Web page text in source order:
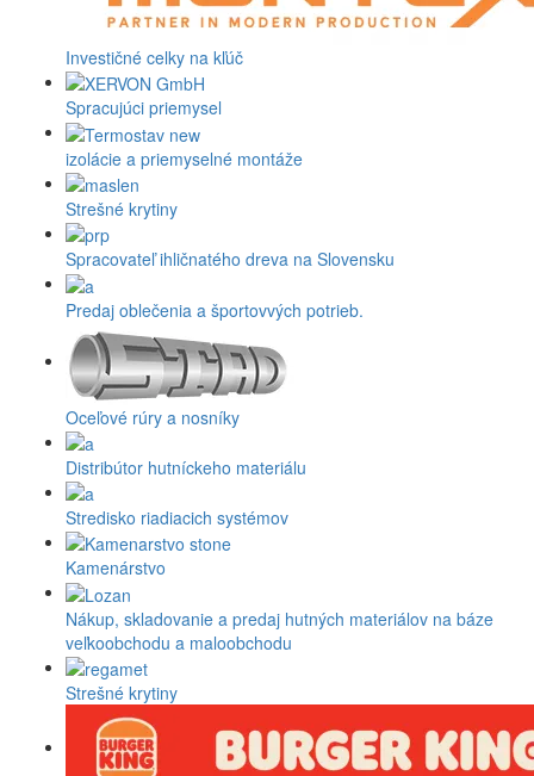
Investičné celky na kľúč
Spracujúci priemysel
izolácie a priemyselné montáže
Strešné krytiny
Spracovateľ ihličnatého dreva na Slovensku
Predaj oblečenia a športovvých potrieb.
Oceľové rúry a nosníky
Distribútor hutníckeho materiálu
Stredisko riadiacich systémov
Kamenárstvo
Nákup, skladovanie a predaj hutných materiálov na báze
veľkoobchodu a maloobchodu
Strešné krytiny